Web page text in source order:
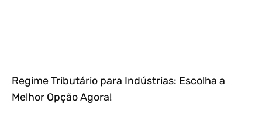
Regime Tributário para Indústrias: Escolha a
Melhor Opção Agora!